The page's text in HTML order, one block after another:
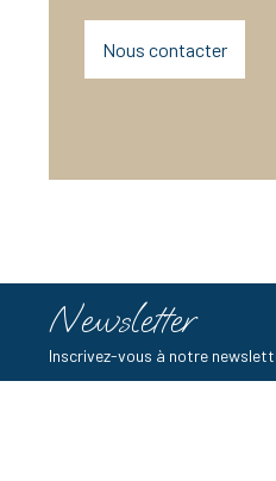
Nous contacter
Newsletter
Inscrivez-vous à notre